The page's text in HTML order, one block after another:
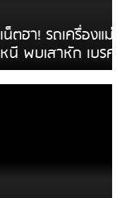
ป้ายร้านโลงศพ
ได้ใช้บริการ